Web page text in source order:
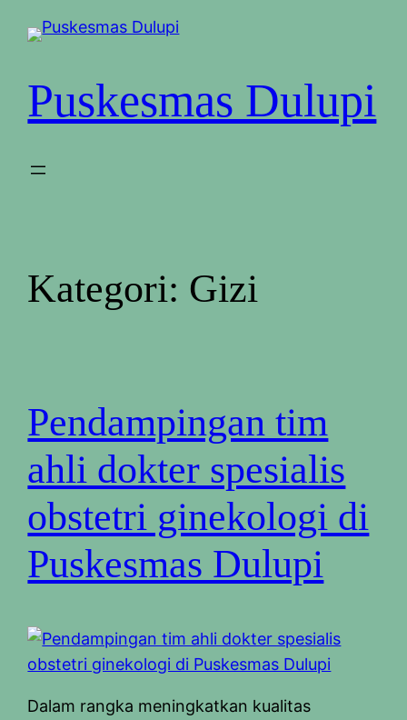
Puskesmas Dulupi
Kategori: Gizi
Pendampingan tim
ahli dokter spesialis
obstetri ginekologi di
Puskesmas Dulupi
Dalam rangka meningkatkan kualitas